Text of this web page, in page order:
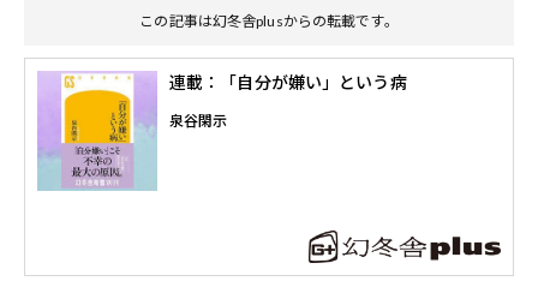
この記事は幻冬舎plusからの転載です。
連載：「自分が嫌い」という病
泉谷閑示